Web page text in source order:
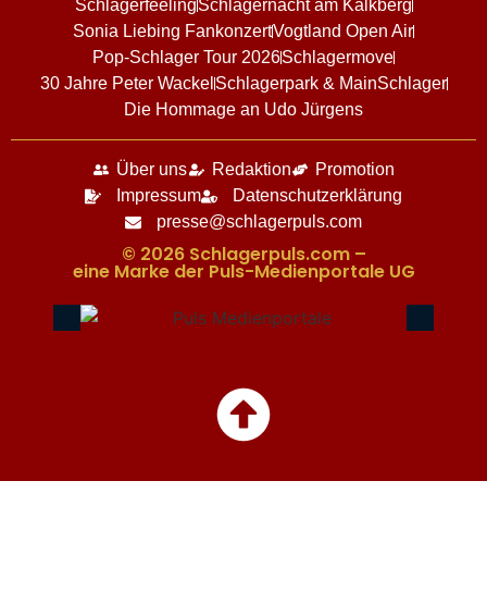
SchlagerfeelingSchlagernacht am Kalkberg
Sonia Liebing FankonzertVogtland Open Air
Pop-Schlager Tour 2026Schlagermove
30 Jahre Peter Wackel Schlagerpark & MainSchlager
Die Hommage an Udo Jürgens
Über uns Redaktion
Promotion
Impressum
Datenschutzerklärung
presse@schlagerpuls.com
© 2026 Schlagerpuls.com –
eine Marke der Puls-Medienportale UG​